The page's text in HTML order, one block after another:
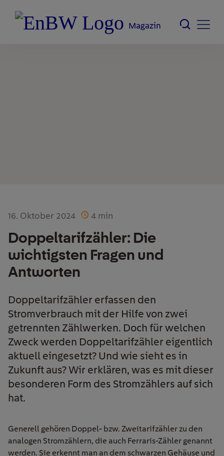
Magazin
16. Oktober 2024 4 min
Doppeltarifzähler: Die
wichtigsten Fragen und
Antworten
Doppeltarifzähler erfassen den
Stromverbrauch mit der Hilfe von zwei
getrennten Zählwerken. Doch für welchen
Zweck werden Doppeltarifzähler eigentlich
aktuell eingesetzt? Und wie sieht es in
Zukunft aus? Wir erklären, was es mit dieser
besonderen Form des Stromzählers auf sich
hat.
Generell gehören Doppel- bzw. Zweitarifzähler zu den
analogen Stromzählern, die auch Ferraris-Zähler genannt
werden. Sie erkennt man an dem schwarzen Gehäuse und